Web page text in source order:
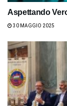
Aspettando
30 MAGGIO 2025